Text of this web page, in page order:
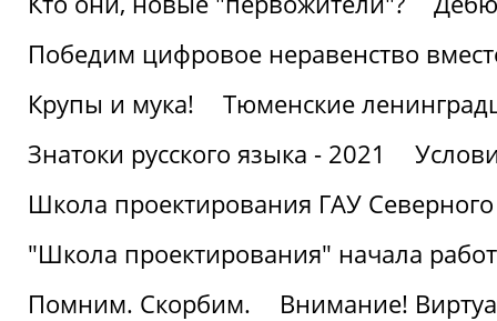
Победим цифровое неравенство
Крупы и мука!
Тюменские
Знатоки русского языка - 2021
Школа проектирования ГАУ
"Школа проектирования" начала
Помним. Скорбим.
Внимание!